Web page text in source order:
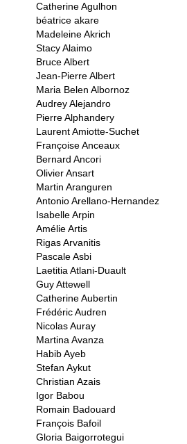
Catherine Agulhon
béatrice akare
Madeleine Akrich
Stacy Alaimo
Bruce Albert
Jean-Pierre Albert
Maria Belen Albornoz
Audrey Alejandro
Pierre Alphandery
Laurent Amiotte-Suchet
Françoise Anceaux
Bernard Ancori
Olivier Ansart
Martin Aranguren
Antonio Arellano-Hernandez
Isabelle Arpin
Amélie Artis
Rigas Arvanitis
Pascale Asbi
Laetitia Atlani-Duault
Guy Attewell
Catherine Aubertin
Frédéric Audren
Nicolas Auray
Martina Avanza
Habib Ayeb
Stefan Aykut
Christian Azais
Igor Babou
Romain Badouard
François Bafoil
Gloria Baigorrotegui